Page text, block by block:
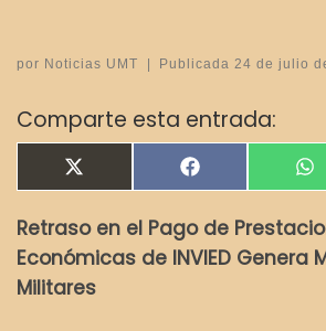
por Noticias UMT Publicada24 de julio
Comparte esta entrada:
Compartir en
X
(
w
i
t
t
Compartir en
F
a
e
b
o
W
h
t
s
A
Retraso en el Pago de
Económicas de INVIED Genera
Militares